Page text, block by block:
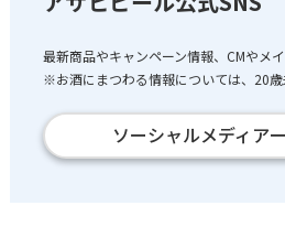
最新商品やキャンペーン情報、CMやメ
※お酒にまつわる情報については、20歳
ソーシャルメディア